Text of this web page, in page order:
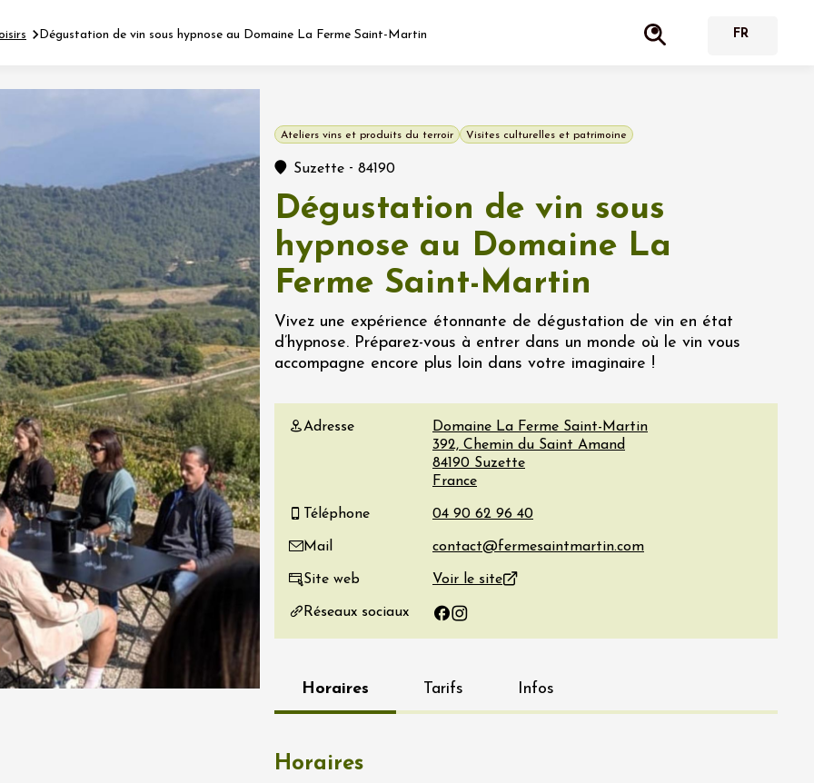
2026 - 31 août 2026
en Land
domaine
du Clos
2026 - 01 septembre
plus
un vin à
2026 - 08 août 2026
Produits du terroir
au caveau -
Perréal
Dégustation de vin sous hypnose au Domaine La Ferme Saint-Martin
Ateliers vins et produits du terroir Visites culturelles et patrimoine
Suzette - 84190
Dégustation de vin sous
hypnose au Domaine La
Ferme Saint-Martin
Vivez une expérience étonnante de dégustation de vin en état
d’hypnose. Préparez-vous à entrer dans un monde où le vin vous
accompagne encore plus loin dans votre imaginaire !
Adresse
Domaine La Ferme Saint-Martin
392, Chemin du Saint Amand
84190 Suzette
France
Téléphone
Mail
Site web Voir le site
Réseaux sociaux
Facebook
Instagram
Horaires Tarifs Infos
Horaires